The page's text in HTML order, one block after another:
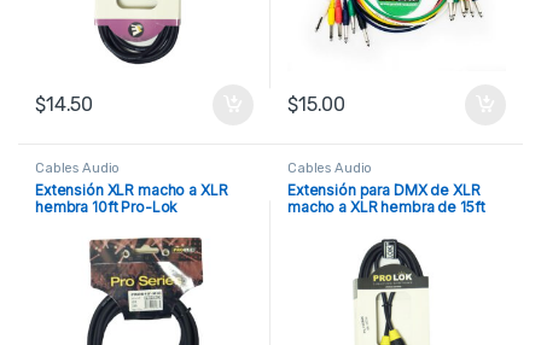
$14.50 $15.00
Cables Audio
Extensión XLR macho a XLR
hembra 10ft Pro-Lok
Cables Audio
Extensión para DMX de XLR
macho a XLR hembra de 15ft